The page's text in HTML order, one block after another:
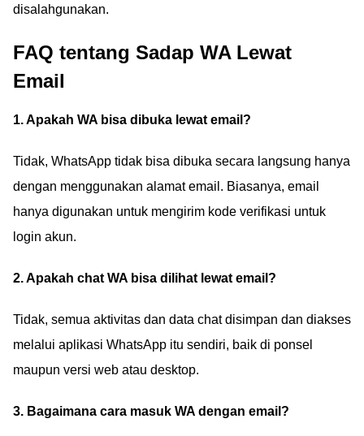
disalahgunakan.
FAQ tentang Sadap WA Lewat
Email
1. Apakah WA bisa dibuka lewat email?
Tidak, WhatsApp tidak bisa dibuka secara langsung hanya
dengan menggunakan alamat email. Biasanya, email
hanya digunakan untuk mengirim kode verifikasi untuk
login akun.
2. Apakah chat WA bisa dilihat lewat email?
Tidak, semua aktivitas dan data chat disimpan dan diakses
melalui aplikasi WhatsApp itu sendiri, baik di ponsel
maupun versi web atau desktop.
3. Bagaimana cara masuk WA dengan email?